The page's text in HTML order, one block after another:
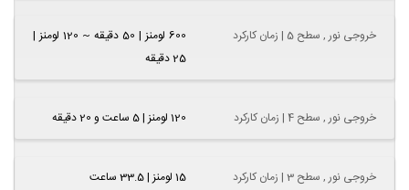
خروجی نور , سطح 5 | زمان کارکرد
600 لومنز | 50 دقیقه ~ 120 لومنز |
25 دقیقه
خروجی نور , سطح 4 | زمان کارکرد 120 لومنز | 5 ساعت و 20 دقیقه
خروجی نور , سطح 3 | زمان کارکرد 15 لومنز | 33.5 ساعت